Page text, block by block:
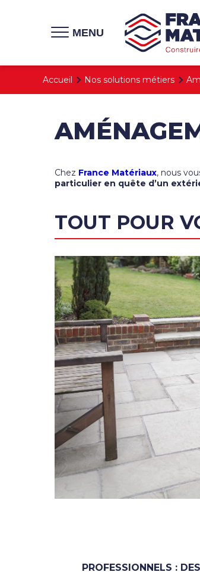
MENU
Accueil Nos solutions métiers
Chez France Matériaux, nous
particulier en quête d’un
TOUT POUR
PROFESSIONNELS :